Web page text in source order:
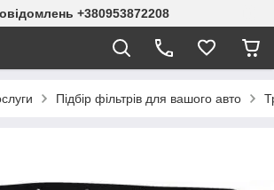
+380953872208
Підбір фільтрів для вашого авто